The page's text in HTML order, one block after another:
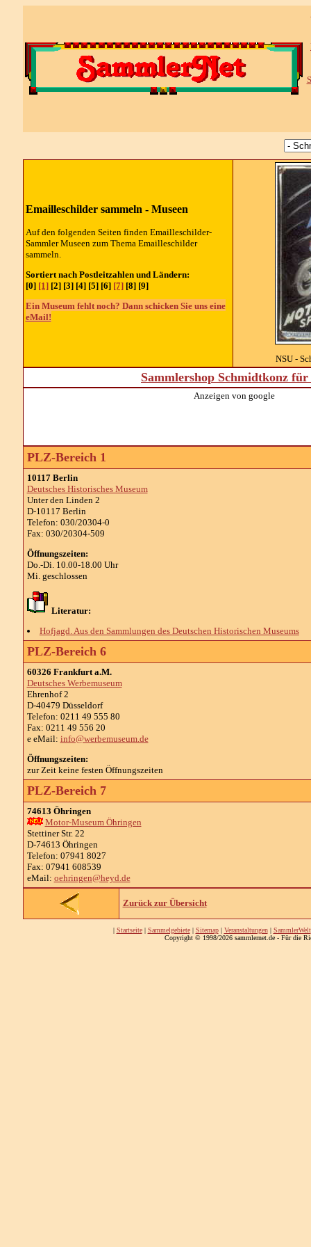
Emailleschilder sammeln - Museen
Auf den folgenden Seiten finden Emailleschilder-
Sammler Museen zum Thema Emailleschilder
sammeln.
Sortiert nach Postleitzahlen und Ländern:
[0] [1][2] [3] [4] [5] [6] [7][8] [9]
Ein Museum fehlt noch? Dann schicken Sie uns eine
eMail!
NSU -
Sammlershop Schmidtkonz
Anzeigen von google
PLZ-Bereich 1
10117 Berlin
Deutsches Historisches Museum
Unter den Linden 2
D-10117 Berlin
Telefon: 030/20304-0
Fax: 030/20304-509
Öffnungszeiten:
Do.-Di. 10.00-18.00 Uhr
Mi. geschlossen
Literatur:
Hofjagd. Aus den Sammlungen des Deutschen Historischen Museums
PLZ-Bereich 6
60326 Frankfurt a.M.
Deutsches Werbemuseum
Ehrenhof 2
D-40479 Düsseldorf
Telefon: 0211 49 555 80
Fax: 0211 49 556 20
e eMail: info@werbemuseum.de
Öffnungszeiten:
zur Zeit keine festen Öffnungszeiten
PLZ-Bereich 7
74613 Öhringen
Motor-Museum Öhringen
Stettiner Str. 22
D-74613 Öhringen
Telefon: 07941 8027
Fax: 07941 608539
eMail: oehringen@heyd.de
Zurück zur Übersicht
| Startseite| Sammelgebiete| Sitemap| Veranstaltungen| SammlerWelt
Copyright © 1998/2026 sammlernet.de - Für die